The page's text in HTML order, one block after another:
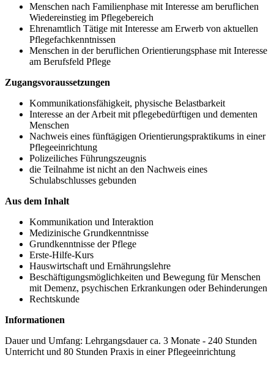
Menschen nach Familienphase mit Interesse am beruflichen
Wiedereinstieg im Pflegebereich
Ehrenamtlich Tätige mit Interesse am Erwerb von aktuellen
Pflegefachkenntnissen
Menschen in der beruflichen Orientierungsphase mit Interesse
am Berufsfeld Pflege
Zugangsvoraussetzungen
Kommunikationsfähigkeit, physische Belastbarkeit
Interesse an der Arbeit mit pflegebedürftigen und dementen
Menschen
Nachweis eines fünftägigen Orientierungspraktikums in einer
Pflegeeinrichtung
Polizeiliches Führungszeugnis
die Teilnahme ist nicht an den Nachweis eines
Schulabschlusses gebunden
Aus dem Inhalt
Kommunikation und Interaktion
Medizinische Grundkenntnisse
Grundkenntnisse der Pflege
Erste-Hilfe-Kurs
Hauswirtschaft und Ernährungslehre
Beschäftigungsmöglichkeiten und Bewegung für Menschen
mit Demenz, psychischen Erkrankungen oder Behinderungen
Rechtskunde
Informationen
Dauer und Umfang: Lehrgangsdauer ca. 3 Monate - 240 Stunden
Unterricht und 80 Stunden Praxis in einer Pflegeeinrichtung